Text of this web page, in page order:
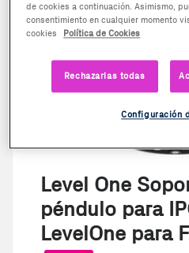
Level One
péndulo para
LevelOne para
de cookies a continuación. Asimismo,
consentimiento en cualquier momento
cookies
Política de Cookies
Rechazarlas todas
Configuración